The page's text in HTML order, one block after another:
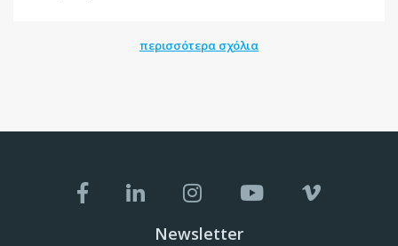
περισσότερα σχόλια
Newsletter